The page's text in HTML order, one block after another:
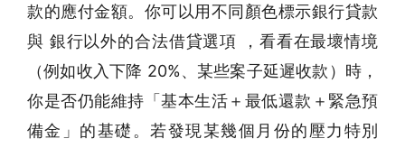
款的應付金額。你可以用不同顏色標示銀行貸款
與 銀行以外的合法借貸選項 ，看看在最壞情境
（例如收入下降 20%、某些案子延遲收款）時，
你是否仍能維持「基本生活＋最低還款＋緊急預
備金」的基礎。若發現某幾個月份的壓力特別